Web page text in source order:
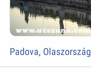
Padova, Olaszország